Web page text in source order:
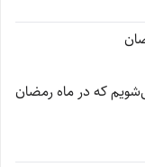
که در ماه رمضان